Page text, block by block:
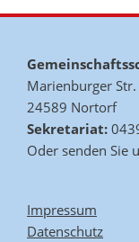
Marienburger
24589 Nortorf
Sekretariat:
Oder senden Sie
Impressum
Datenschutz